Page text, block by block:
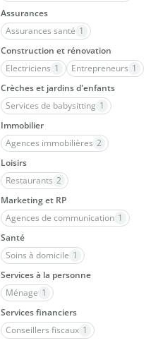
Assurances
Assurances santé 1
Construction et rénovation
Electriciens 1 Entrepreneurs 1
Crèches et jardins d'enfants
Services de babysitting 1
Immobilier
Agences immobilières 2
Loisirs
Restaurants 2
Marketing et RP
Agences de communication 1
Santé
Soins à domicile 1
Services à la personne
Ménage 1
Services financiers
Conseillers fiscaux 1